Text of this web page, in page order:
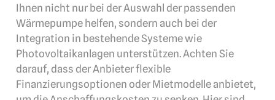
Ihnen nicht nur bei der Auswahl der passenden
Wärmepumpe helfen, sondern auch bei der
Integration in bestehende Systeme wie
Photovoltaikanlagen unterstützen. Achten Sie
darauf, dass der Anbieter flexible
Finanzierungsoptionen oder Mietmodelle anbietet,